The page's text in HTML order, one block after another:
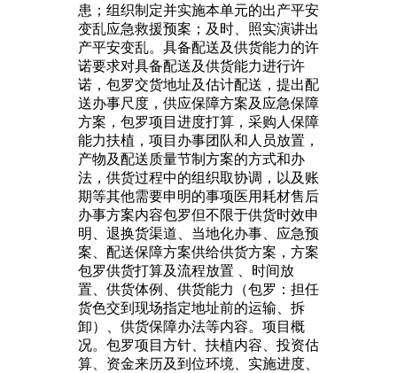
患；组织制定并实施本单元的出产平安
变乱应急救援预案；及时、照实演讲出
产平安变乱。具备配送及供货能力的许
诺要求对具备配送及供货能力进行许
诺，包罗交货地址及估计配送，提出配
送办事尺度，供应保障方案及应急保障
方案，包罗项目进度打算，采购人保障
能力扶植，项目办事团队和人员放置，
产物及配送质量节制方案的方式和办
法，供货过程中的组织取协调，以及账
期等其他需要申明的事项医用耗材售后
办事方案内容包罗但不限于供货时效申
明、退换货渠道、当地化办事、应急预
案、配送保障方案供给供货方案，方案
包罗供货打算及流程放置 、时间放
置、供货体例、供货能力（包罗：担任
货色交到现场指定地址前的运输、拆
卸）、供货保障办法等内容。项目概
况。包罗项目方针、扶植内容、投资估
算、资金来历及到位环境、实施进度、